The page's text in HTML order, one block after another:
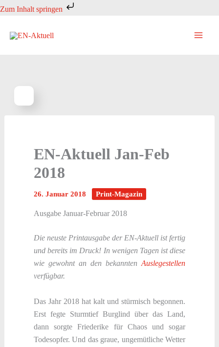
Zum Inhalt springen
Zum
springen
EN-Aktuell Jan-Feb
2018
26. Januar 2018 Print-Magazin
Ausgabe Januar-Februar 2018
Die neuste Printausgabe der EN-Aktuell ist fertig
und bereits im Druck! In wenigen Tagen ist diese
wie gewohnt an den bekanntenAuslegestellen
verfügbar.
Das Jahr 2018 hat kalt und stürmisch begonnen.
Erst fegte Sturmtief Burglind über das Land,
dann sorgte Friederike für Chaos und sogar
Todesopfer. Und das graue, ungemütliche Wetter